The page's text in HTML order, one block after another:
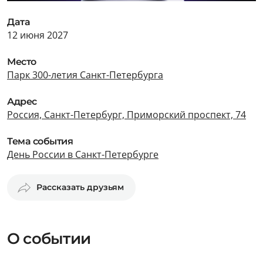
Дата
12 июня 2027
Место
Парк 300-летия Санкт-Петербурга
Адрес
Россия, Санкт-Петербург, Приморский проспект, 74
Тема события
День России в Санкт-Петербурге
Рассказать друзьям
О событии